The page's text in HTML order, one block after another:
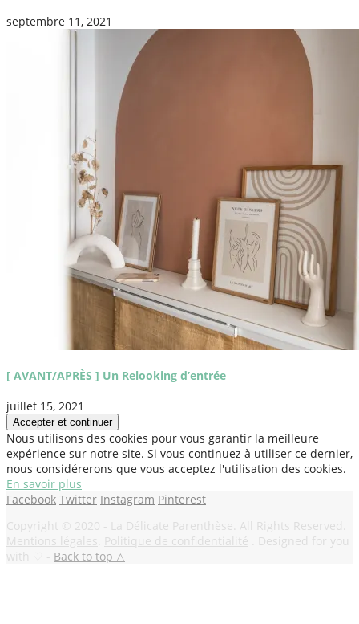
septembre 11, 2021
[ AVANT/APRÈS ] Un Relooking d’entrée
juillet 15, 2021
Nous utilisons des cookies pour vous garantir la meilleure
expérience sur notre site. Si vous continuez à utiliser ce dernier,
nous considérerons que vous acceptez l'utilisation des cookies.
En savoir plus
Facebook Twitter Instagram Pinterest
Copyright © 2020 - La Délicate Parenthèse. All Rights Reserved.
Mentions légales Politique de confidentialité . Designed for you
with ♡ - Back to top △